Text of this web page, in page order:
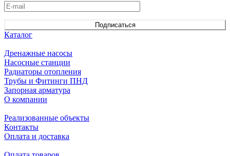
Подписаться
Каталог
Дренажные насосы
Насосные станции
Радиаторы отопления
Трубы и Фитинги ПНД
Запорная арматура
О компании
Реализованные объекты
Контакты
Оплата и доставка